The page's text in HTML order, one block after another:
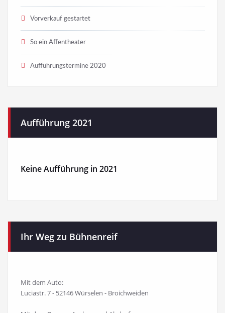
Vorverkauf gestartet
So ein Affentheater
Aufführungstermine 2020
Aufführung 2021
Keine Aufführung in 2021
Ihr Weg zu Bühnenreif
Mit dem Auto:
Luciastr. 7 - 52146 Würselen - Broichweiden